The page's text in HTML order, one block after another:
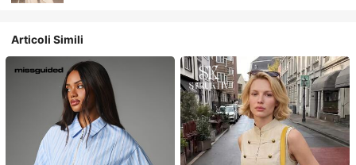
Articoli Simili